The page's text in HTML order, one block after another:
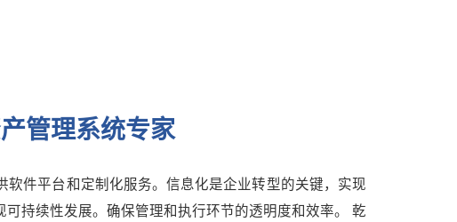
管理系统专家
件平台和定制化服务。信息化是企业转型的关键，实现
持续性发展。确保管理和执行环节的透明度和效率。 乾